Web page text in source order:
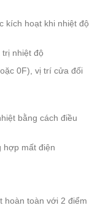
kích hoạt khi nhiệt độ
nhiệt độ
0F), vị trí cửa đối
bằng cách điều
mất điện
hoàn toàn với 2 điểm